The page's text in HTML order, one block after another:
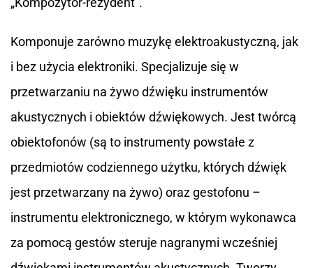
Komponuje zarówno muzykę elektroakustyczną, jak
i bez użycia elektroniki. Specjalizuje się w
przetwarzaniu na żywo dźwięku instrumentów
akustycznych i obiektów dźwiękowych. Jest twórcą
obiektofonów (są to instrumenty powstałe z
przedmiotów codziennego użytku, których dźwięk
jest przetwarzany na żywo) oraz gestofonu –
instrumentu elektronicznego, w którym wykonawca
za pomocą gestów steruje nagranymi wcześniej